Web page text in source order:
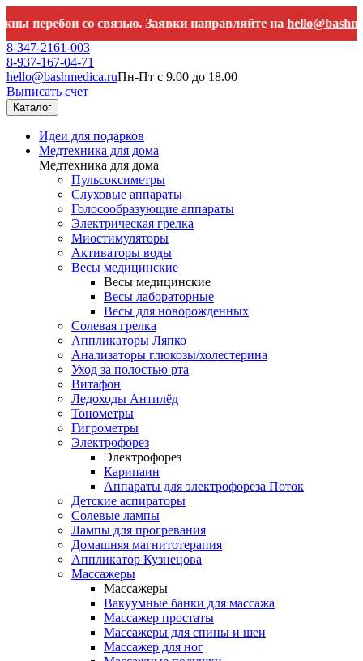
со связью. Заявки направляйте на
8-347-2161-003
8-937-167-04-71
hello@bashmedica.ruПн-Пт с 9.00 до 18.00
Выписать счет
Каталог
Идеи для подарков
Медтехника для дома
Медтехника для дома
Пульсоксиметры
Слуховые аппараты
Голосообразующие аппараты
Электрическая грелка
Миостимуляторы
Активаторы воды
Весы медицинские
Весы медицинские
Весы лабораторные
Весы для новорожденных
Солевая грелка
Аппликаторы Ляпко
Анализаторы глюкозы/холестерина
Уход за полостью рта
Витафон
Ледоходы Антилёд
Тонометры
Гигрометры
Электрофорез
Электрофорез
Карипаин
Аппараты для электрофореза Поток
Детские аспираторы
Солевые лампы
Лампы для прогревания
Домашняя магнитотерапия
Аппликатор Кузнецова
Массажеры
Массажеры
Вакуумные банки для массажа
Массажер простаты
Массажеры для спины и шеи
Массажер для ног